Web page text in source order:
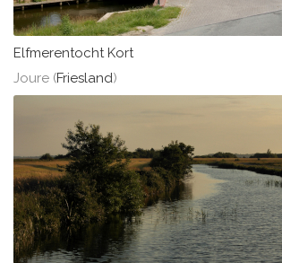
Elfmerentocht Kort
Joure (Friesland)